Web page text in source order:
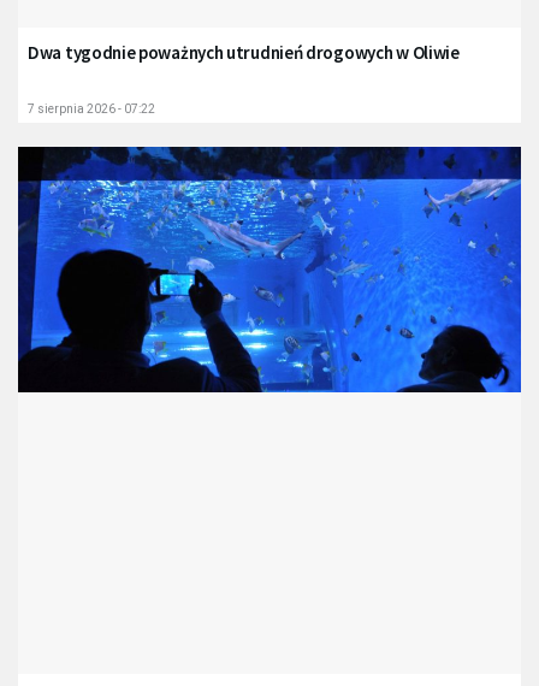
Dwa tygodnie poważnych utrudnień drogowych w Oliwie
7 sierpnia 2026 - 07:22